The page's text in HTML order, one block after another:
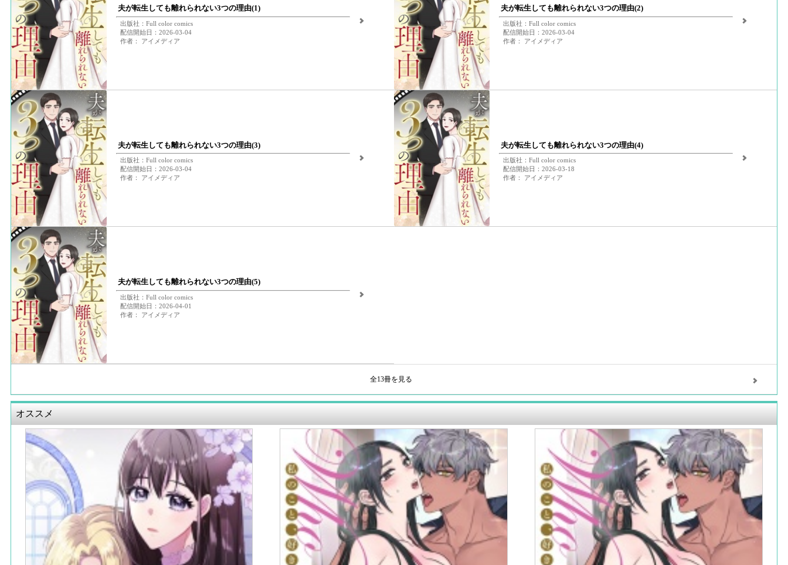
夫が転生しても離れられない3つの理由(1)
出版社：Full color comics
配信開始日：2026-03-04
作者： アイメディア
夫が転生しても離れられない3つの理由(2)
出版社：Full color comics
配信開始日：2026-03-04
作者： アイメディア
夫が転生しても離れられない3つの理由(3)
出版社：Full color comics
配信開始日：2026-03-04
作者： アイメディア
夫が転生しても離れられない3つの理由(4)
出版社：Full color comics
配信開始日：2026-03-18
作者： アイメディア
夫が転生しても離れられない3つの理由(5)
出版社：Full color comics
配信開始日：2026-04-01
作者： アイメディア
全13冊を見る
オススメ